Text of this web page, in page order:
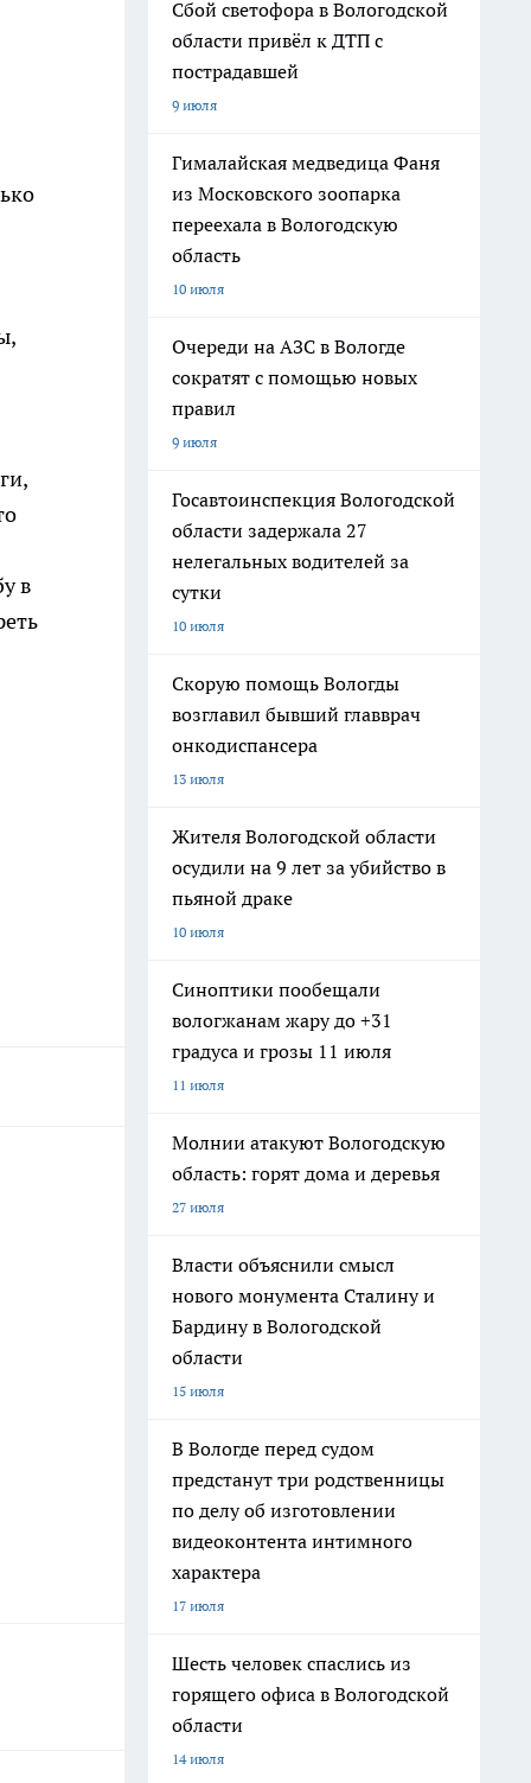
в
Сбой светофора в Вологодской
области привёл к ДТП с
пострадавшей
9 июля
Гималайская медведица Фаня
из Московского зоопарка
переехала в Вологодскую
область
10 июля
Очереди на АЗС в Вологде
сократят с помощью новых
правил
9 июля
Госавтоинспекция Вологодской
области задержала 27
нелегальных водителей за
сутки
10 июля
Скорую помощь Вологды
возглавил бывший главврач
онкодиспансера
13 июля
Жителя Вологодской области
осудили на 9 лет за убийство в
пьяной драке
10 июля
Синоптики пообещали
вологжанам жару до +31
градуса и грозы 11 июля
11 июля
Молнии атакуют Вологодскую
область: горят дома и деревья
27 июля
Власти объяснили смысл
нового монумента Сталину и
Бардину в Вологодской
области
15 июля
В Вологде перед судом
предстанут три родственницы
по делу об изготовлении
видеоконтента интимного
характера
17 июля
Шесть человек спаслись из
горящего офиса в Вологодской
области
14 июля